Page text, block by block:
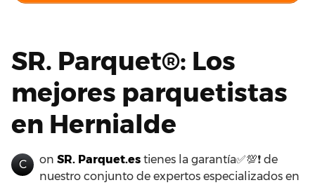
SR. Parquet®: Los
mejores parquetistas
en Hernialde
C on SR. Parquet.es tienes la garantía✅💯❗ de
nuestro conjunto de expertos especializados en